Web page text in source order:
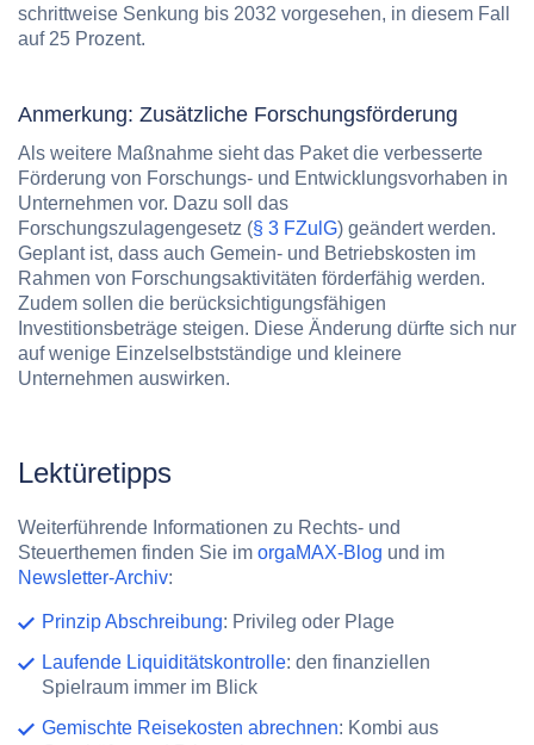
schrittweise Senkung bis 2032 vorgesehen, in diesem Fall
auf 25 Prozent.
Anmerkung: Zusätzliche Forschungsförderung
Als weitere Maßnahme sieht das Paket die verbesserte
Förderung von Forschungs- und Entwicklungsvorhaben in
Unternehmen vor. Dazu soll das
Forschungszulagengesetz (§ 3 FZulG) geändert werden.
Geplant ist, dass auch Gemein- und Betriebskosten im
Rahmen von Forschungsaktivitäten förderfähig werden.
Zudem sollen die berücksichtigungsfähigen
Investitionsbeträge steigen. Diese Änderung dürfte sich nur
auf wenige Einzelselbstständige und kleinere
Unternehmen auswirken.
Lektüretipps
Weiterführende Informationen zu Rechts- und
Steuerthemen finden Sie im orgaMAX-Blog und im
Newsletter-Archiv:
Prinzip Abschreibung: Privileg oder Plage
Laufende Liquiditätskontrolle: den finanziellen
Spielraum immer im Blick
Gemischte Reisekosten abrechnen: Kombi aus